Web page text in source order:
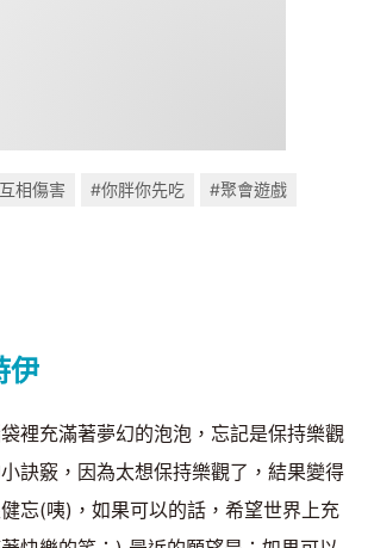
相傷害 #你胖你先吃 #聚會遊戲
伊
裡充滿著夢幻的泡泡，忘記是保持樂觀
訣竅，因為太想保持樂觀了，結果變得
忘(咦)，如果可以的話，希望世界上充